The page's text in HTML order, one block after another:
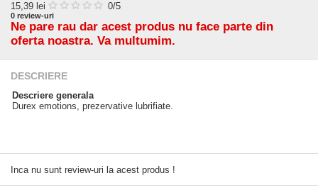
15,39 lei 0/5
0 review-uri
Ne pare rau dar acest produs nu face parte din
oferta noastra. Va multumim.
DESCRIERE
Descriere generala
Durex emotions, prezervative lubrifiate.
Inca nu sunt review-uri la acest produs !